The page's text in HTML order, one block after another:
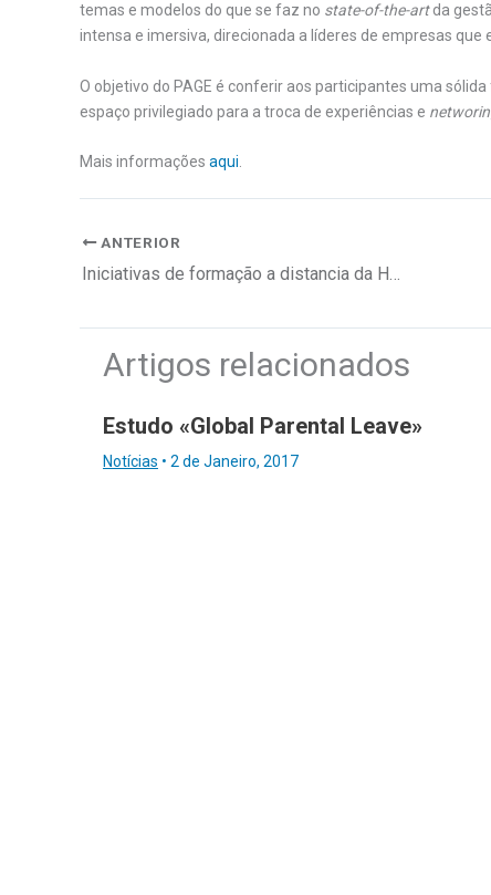
temas e modelos do que se faz no state-of-the-artda
intensa e imersiva, direcionada a líderes de empresas
O objetivo do PAGE é conferir aos participantes uma
espaço privilegiado para a troca de experiências e
Mais informações aqui.
ANTERIOR
Iniciativas de formação a distancia da High Skills
Artigos relacionados
Estudo «Global Parental Leave»
Notícias • 2 de Janeiro, 2017